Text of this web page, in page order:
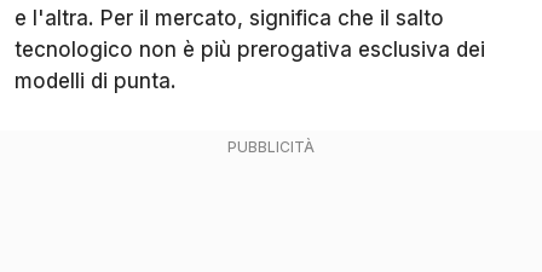
e l'altra. Per il mercato, significa che il salto
tecnologico non è più prerogativa esclusiva dei
modelli di punta.